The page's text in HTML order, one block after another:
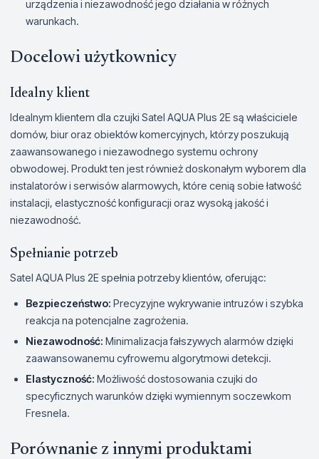
urządzenia i niezawodność jego działania w różnych
warunkach.
Docelowi użytkownicy
Idealny klient
Idealnym klientem dla czujki Satel AQUA Plus 2E są właściciele
domów, biur oraz obiektów komercyjnych, którzy poszukują
zaawansowanego i niezawodnego systemu ochrony
obwodowej. Produkt ten jest również doskonałym wyborem dla
instalatorów i serwisów alarmowych, które cenią sobie łatwość
instalacji, elastyczność konfiguracji oraz wysoką jakość i
niezawodność.
Spełnianie potrzeb
Satel AQUA Plus 2E spełnia potrzeby klientów, oferując:
Bezpieczeństwo: Precyzyjne wykrywanie intruzów i szybka
reakcja na potencjalne zagrożenia.
Niezawodność: Minimalizacja fałszywych alarmów dzięki
zaawansowanemu cyfrowemu algorytmowi detekcji.
Elastyczność: Możliwość dostosowania czujki do
specyficznych warunków dzięki wymiennym soczewkom
Fresnela.
Porównanie z innymi produktami